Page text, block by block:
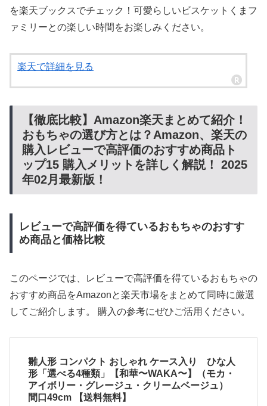
を楽天ブックスでチェック！可愛らしいビスケットくまフ
ァミリーとの楽しい時間をお楽しみください。
楽天で詳細を見る
【徹底比較】Amazon楽天まとめて紹介！
おもちゃの選び方とは？Amazon、楽天の
購入レビューで高評価のおすすめ商品ト
ップ15 購入メリットを詳しく解説！ 2025
年02月最新版！
レビューで高評価を得ているおもちゃのおすす
め商品と価格比較
このページでは、レビューで高評価を得ているおもちゃの
おすすめ商品をAmazonと楽天市場をまとめて同時に厳選
してご紹介します。 購入の参考にぜひご活用ください。
雛人形 コンパクト おしゃれ ケース入り ひな人
形「選べる4種類」【和華〜WAKA〜】（モカ・
アイボリー・グレージュ・クリームベージュ）
間口49cm 【送料無料】